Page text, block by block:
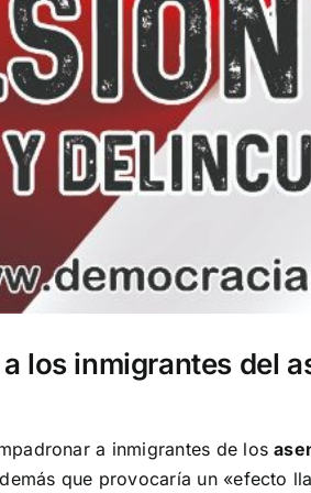
los inmigrantes del
a inmigrantes de los
que provocaría un «efecto